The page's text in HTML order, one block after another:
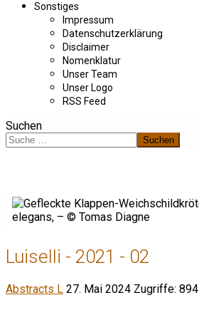
Sonstiges
Impressum
Datenschutzerklärung
Disclaimer
Nomenklatur
Unser Team
Unser Logo
RSS Feed
Suchen
Suchen
Luiselli - 2021 - 02
Abstracts L 27. Mai 2024 Zugriffe: 894